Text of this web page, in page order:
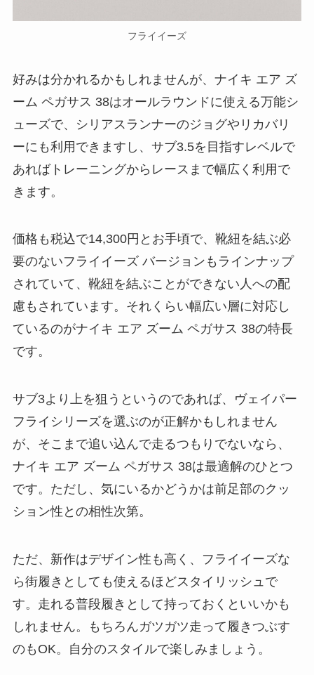
フライイーズ
好みは分かれるかもしれませんが、ナイキ エア ズ
ーム ペガサス 38はオールラウンドに使える万能シ
ューズで、シリアスランナーのジョグやリカバリ
ーにも利用できますし、サブ3.5を目指すレベルで
あればトレーニングからレースまで幅広く利用で
きます。
価格も税込で14,300円とお手頃で、靴紐を結ぶ必
要のないフライイーズ バージョンもラインナップ
されていて、靴紐を結ぶことができない人への配
慮もされています。それくらい幅広い層に対応し
ているのがナイキ エア ズーム ペガサス 38の特長
です。
サブ3より上を狙うというのであれば、ヴェイパー
フライシリーズを選ぶのが正解かもしれません
が、そこまで追い込んで走るつもりでないなら、
ナイキ エア ズーム ペガサス 38は最適解のひとつ
です。ただし、気にいるかどうかは前足部のクッ
ション性との相性次第。
ただ、新作はデザイン性も高く、フライイーズな
ら街履きとしても使えるほどスタイリッシュで
す。走れる普段履きとして持っておくといいかも
しれません。もちろんガツガツ走って履きつぶす
のもOK。自分のスタイルで楽しみましょう。